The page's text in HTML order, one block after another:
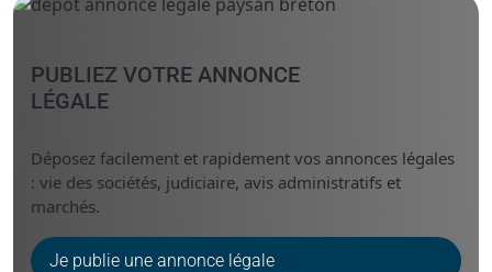
PUBLIEZ VOTRE ANNONCE
LÉGALE
Déposez facilement et rapidement vos annonces légales
: vie des sociétés, judiciaire, avis administratifs et
marchés.
Je publie une annonce légale